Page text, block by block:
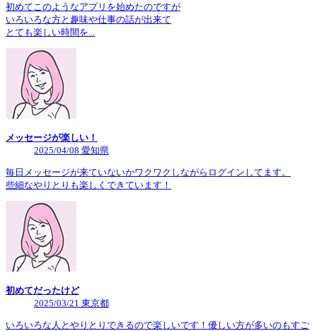
初めてこのようなアプリを始めたのですが
いろいろな方と趣味や仕事の話が出来て
とても楽しい時間を...
メッセージが楽しい！
2025/04/08 愛知県
毎日メッセージが来ていないかワクワクしながらログインしてます。
些細なやりとりも楽しくできています！
初めてだったけど
2025/03/21 東京都
いろいろな人とやりとりできるので楽しいです！優しい方が多いのもすご